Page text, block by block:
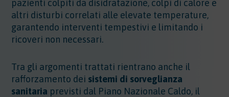
pazienti colpiti da disidratazione, colpi di calore e
altri disturbi correlati alle elevate temperature,
garantendo interventi tempestivi e limitando i
ricoveri non necessari.
Tra gli argomenti trattati rientrano anche il
rafforzamento dei sistemi di sorveglianza
sanitaria previsti dal Piano Nazionale Caldo, il